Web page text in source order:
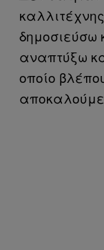
δημοσιεύσω
αναπτύξω
οποίο